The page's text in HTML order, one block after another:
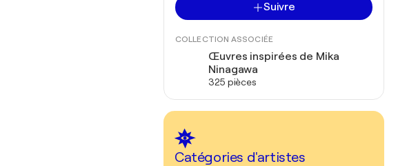
Suivre
COLLECTION ASSOCIÉE
Œuvres inspirées de Mika
Ninagawa
325 pièces
Catégories d'artistes